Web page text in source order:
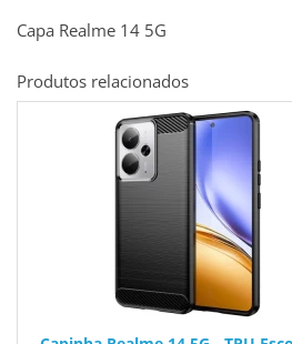
Capa Realme 14 5G
Produtos relacionados